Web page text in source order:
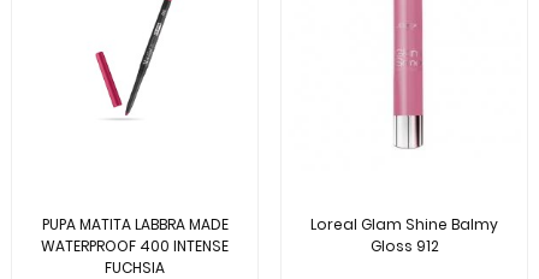
PUPA MATITA LABBRA MADE
WATERPROOF 400 INTENSE
FUCHSIA
Loreal Glam Shine Balmy
Gloss 912